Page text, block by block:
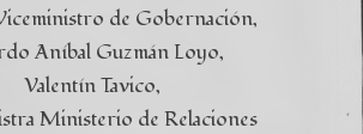
de Gobernación
Aníbal Guzmán Loyo
Valentín Tavico
Ministerio de Relaciones